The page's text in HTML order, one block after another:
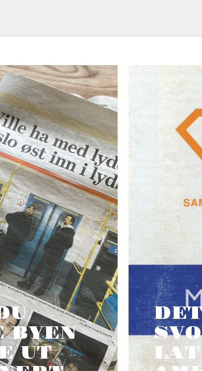
BYEN
UT